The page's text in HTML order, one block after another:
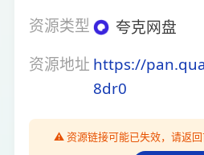
资源类型
夸克网盘
资源地址 https://
8dr0
⚠️ 资源链接可能已失效，请返